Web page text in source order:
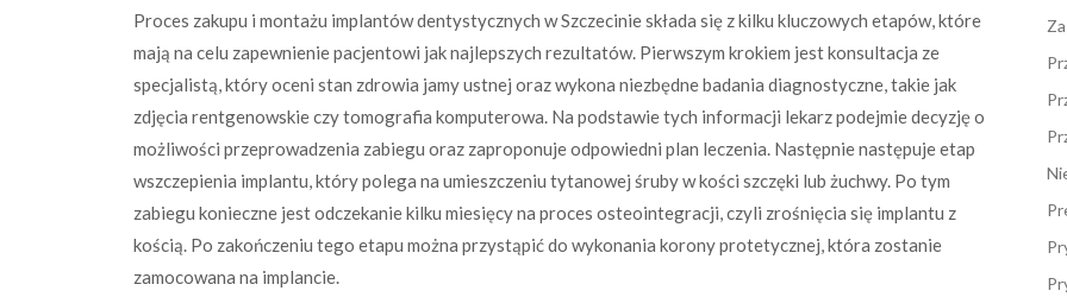
Proces zakupu i montażu implantów dentystycznych w Szczecinie składa się z kilku kluczowych etapów, które
mają na celu zapewnienie pacjentowi jak najlepszych rezultatów. Pierwszym krokiem jest konsultacja ze
specjalistą, który oceni stan zdrowia jamy ustnej oraz wykona niezbędne badania diagnostyczne, takie jak
zdjęcia rentgenowskie czy tomografia komputerowa. Na podstawie tych informacji lekarz podejmie decyzję o
możliwości przeprowadzenia zabiegu oraz zaproponuje odpowiedni plan leczenia. Następnie następuje etap
wszczepienia implantu, który polega na umieszczeniu tytanowej śruby w kości szczęki lub żuchwy. Po tym
zabiegu konieczne jest odczekanie kilku miesięcy na proces osteointegracji, czyli zrośnięcia się implantu z
kością. Po zakończeniu tego etapu można przystąpić do wykonania korony protetycznej, która zostanie
zamocowana na implancie.